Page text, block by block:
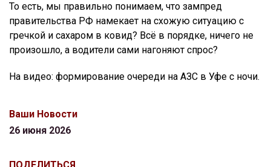
То есть, мы правильно понимаем, что зампред
правительства РФ намекает на схожую ситуацию с
гречкой и сахаром в ковид? Всё в порядке, ничего не
произошло, а водители сами нагоняют спрос?
На видео: формирование очереди на АЗС в Уфе с ночи.
Ваши Новости
26 июня 2026